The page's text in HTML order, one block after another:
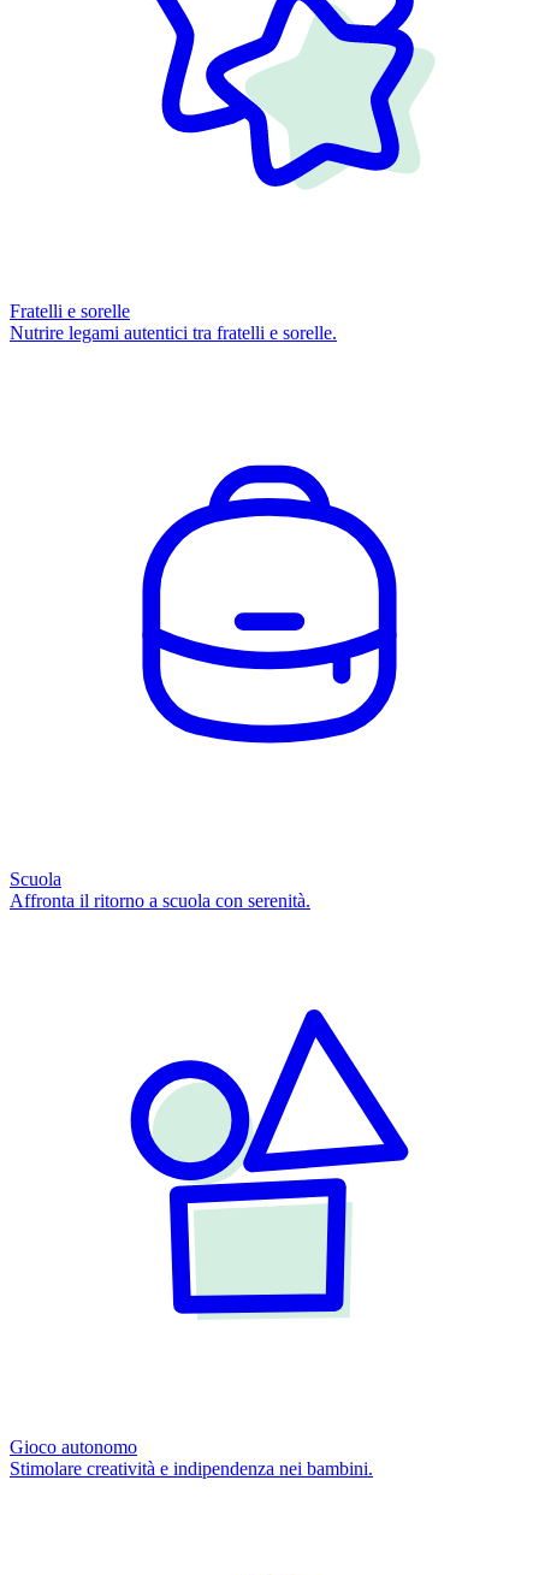
Fratelli e sorelle
Nutrire legami autentici tra fratelli e sorelle.
Scuola
Affronta il ritorno a scuola con serenità.
Gioco autonomo
Stimolare creatività e indipendenza nei bambini.